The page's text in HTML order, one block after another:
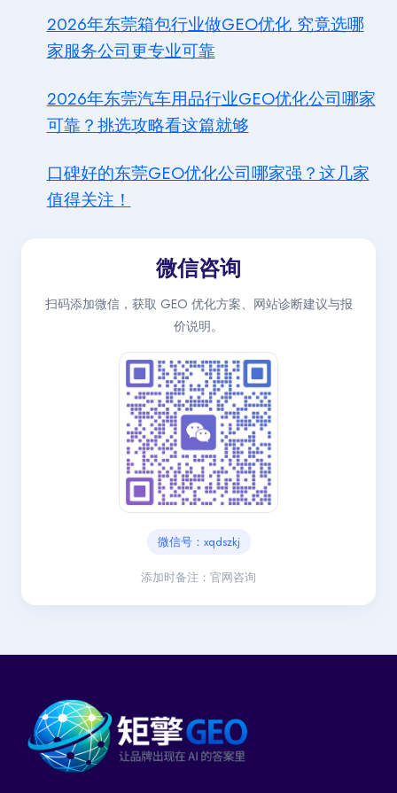
2026年东莞箱包行业做GEO优化 究竟选哪
家服务公司更专业可靠
2026年东莞汽车用品行业GEO优化公司哪家
可靠？挑选攻略看这篇就够
口碑好的东莞GEO优化公司哪家强？这几家
值得关注！
微信咨询
扫码添加微信，获取 GEO 优化方案、网站诊断建议与报
价说明。
微信号：xqdszkj
添加时备注：官网咨询